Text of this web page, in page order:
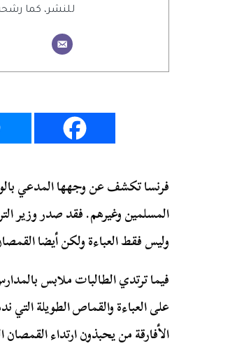
للنشر، كما
فرنسا تكشف عن وجهها المدعي
المسلمين وغيرهم. فقد صدر وزير
وليس فقط العباءة ولكن أيضا
فيما ترتدي الطالبات ملابس
على العباءة والقماص الطويلة
الأفارقة من يحبذون ارتداء القمصان